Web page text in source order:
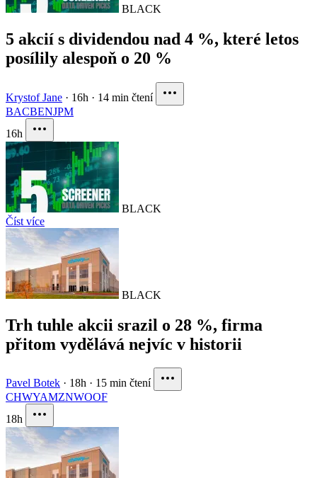
BLACK
5 akcií s dividendou nad 4 %, které letos
posílily alespoň o 20 %
Krystof Jane · 16h · 14 min čtení
BACBENJPM
16h
BLACK
Číst více
BLACK
Trh tuhle akcii srazil o 28 %, firma
přitom vydělává nejvíc v historii
Pavel Botek · 18h · 15 min čtení
CHWYAMZNWOOF
18h